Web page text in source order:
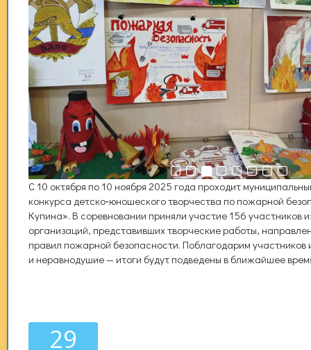
С 10 октября по 10 ноября 2025 года проходит
конкурса детско‑юношеского творчества по пожарной
Купина». В соревновании приняли участие 156 участников
организаций, представивших творческие работы,
правил пожарной безопасности. Поблагодарим участников
и неравнодушие — итоги будут подведены в ближайшее
29